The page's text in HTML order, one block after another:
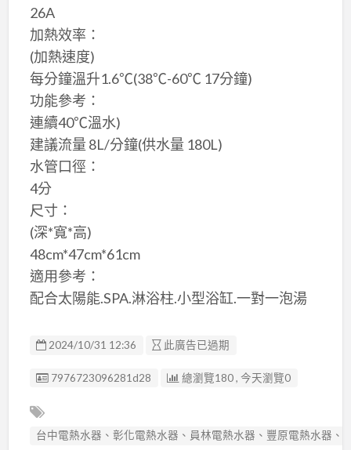
26A
加熱效率：
(加熱速度)
每分鐘溫升1.6℃(38℃-60℃ 17分鐘)
功能參考：
連續40℃溫水)
建議流量 8L/分鐘(供水量 180L)
水管口徑：
4分
尺寸：
(深*寬*高)
48cm*47cm*61cm
適用參考：
配合太陽能.SPA.淋浴柱.小型浴缸.一對一泡湯
2024/10/31 12:36 此廣告已過期
廣告编號
7976723096281d28 總瀏覽180 , 今天瀏覽0
台中電熱水器、彰化電熱水器、員林電熱水器、豐原電熱水器